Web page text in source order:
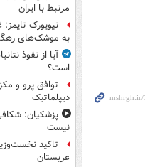
مرتبط با ایران
نیویورک
به موشک‌های
آیا از نفوذ
است؟
توافق پرو و
دیپلماتیک
پزشکیان:
نیست
تاکید
عربستان